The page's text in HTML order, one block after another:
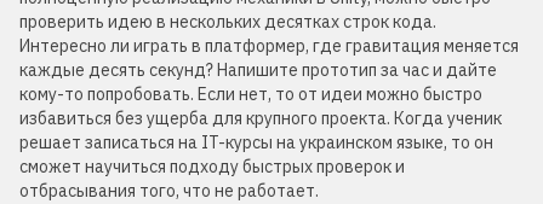
проверить идею в нескольких десятках строк кода.
Интересно ли играть в платформер, где гравитация меняется
каждые десять секунд? Напишите прототип за час и дайте
кому-то попробовать. Если нет, то от идеи можно быстро
избавиться без ущерба для крупного проекта. Когда ученик
решает записаться на IT-курсы на украинском языке, то он
сможет научиться подходу быстрых проверок и
отбрасывания того, что не работает.